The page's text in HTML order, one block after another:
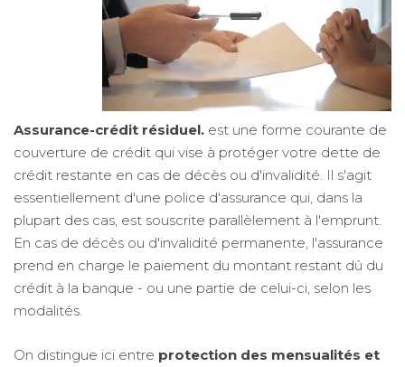
Assurance-crédit résiduel. est une forme courante de
couverture de crédit qui vise à protéger votre dette de
crédit restante en cas de décès ou d'invalidité. Il s'agit
essentiellement d'une police d'assurance qui, dans la
plupart des cas, est souscrite parallèlement à l'emprunt.
En cas de décès ou d'invalidité permanente, l'assurance
prend en charge le paiement du montant restant dû du
crédit à la banque - ou une partie de celui-ci, selon les
modalités.
On distingue ici entre protection des mensualités et